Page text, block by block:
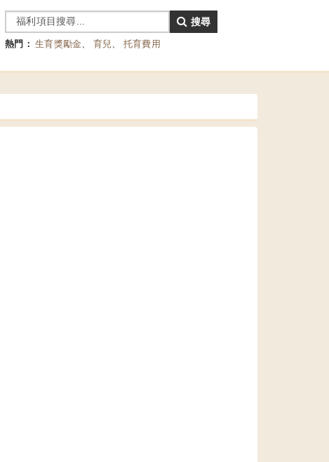
搜尋
熱門： 生育獎勵金、 育兒、 托育費用